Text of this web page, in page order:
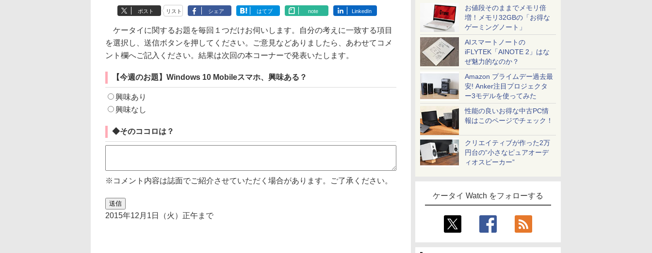
お値段そのままでメモリ倍
増！メモリ32GBの「お得な
ゲーミングノート」
AIスマートノートの
iFLYTEK「AINOTE 2」はな
ぜ魅力的なのか？
Amazon プライムデー過去最
安! Anker注目プロジェクタ
ー3モデルを使ってみた
性能の良いお得な中古PC情
報はこのページでチェック！
クリエイティブが作った2万
円台の“小さなピュアオーデ
ィオスピーカー”
ケータイ Watch をフォローする
ポスト リスト シェア はてブ note LinkedIn
ケータイに関するお題を毎回１つだけお伺いします。自分の考えに一致する項目
を選択し、送信ボタンを押してください。ご意見などありましたら、あわせてコメ
ント欄へご記入ください。結果は次回の本コーナーで発表いたします。
【今週のお題】 Windows 10 Mobileスマホ、興味ある？
興味あり
興味なし
◆そのココロは？
※コメント内容は誌面でご紹介させていただく場合があります。ご了承ください。
2015年12月1日（火）正午まで